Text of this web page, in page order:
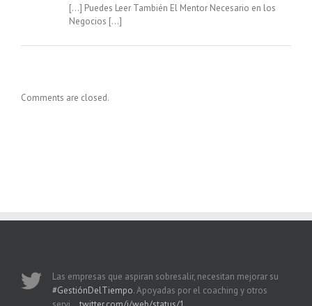
[…] Puedes Leer También El Mentor Necesario en los
Negocios […]
Comments are closed.
Las empresas que aspiran sobresalir, necesitan mejorar su
#GestiónDelTiempo. Apoyadas por el coaching y otros